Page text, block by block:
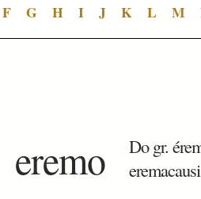
F G H I J K L M
eremo
Do gr.